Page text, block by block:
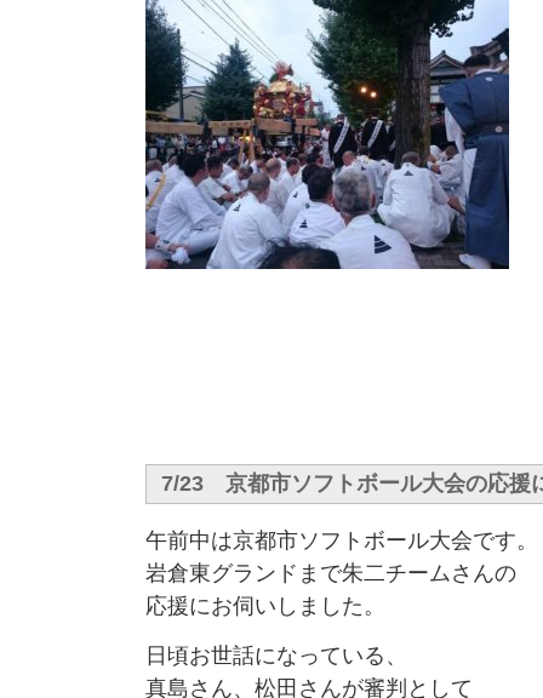
7/23 京都市ソフトボール大会の応援
午前中は京都市ソフトボール大会です。
岩倉東グランドまで朱二チームさんの
応援にお伺いしました。
日頃お世話になっている、
真島さん、松田さんが審判として